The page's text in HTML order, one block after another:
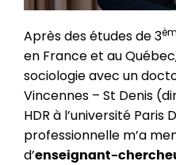
Après des études de 3
en France et au
sociologie avec un
Vincennes – St Denis
HDR à l’université
professionnelle m’a
d’enseignant-